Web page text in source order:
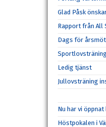
Glad Påsk
Rapport från All
Dags för
Ledig tjänst
Jullovsträning
Nu har vi
Höstpokalen i